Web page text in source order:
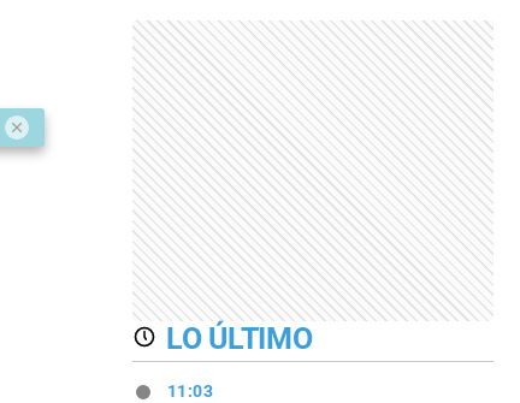
LO ÚLTIMO
11:03